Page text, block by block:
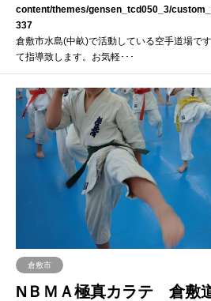
content/themes/gensen_tcd050_3/
337
倉敷市水島(中畝)で活動している空手道場で
て指導致します。お気軽･･･
倉敷市
NＢＭＡ極真カラテ 倉敷